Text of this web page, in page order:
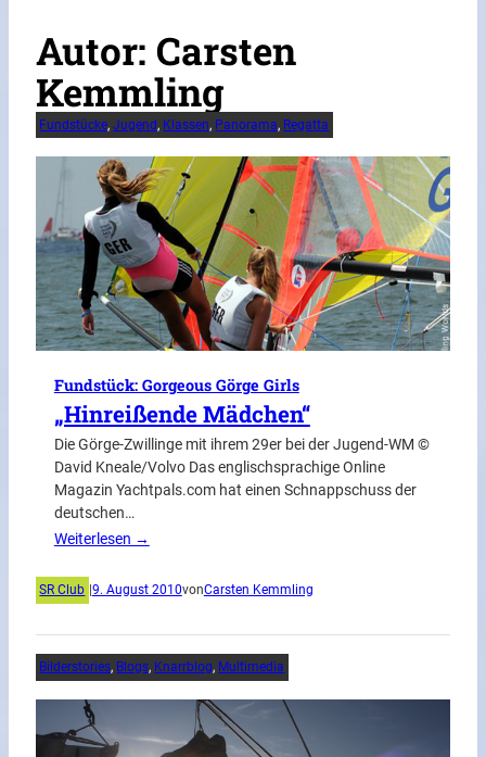
Autor:Carsten
Kemmling
Fundstücke, Jugend, Klassen, Panorama, Regatta
Fundstück: Gorgeous Görge Girls
„Hinreißende Mädchen“
Die Görge-Zwillinge mit ihrem 29er bei der Jugend-WM ©
David Kneale/Volvo Das englischsprachige Online
Magazin Yachtpals.com hat einen Schnappschuss der
deutschen…
Weiterlesen →
SR Club 9. August 2010vonCarsten Kemmling
Bilderstories, Blogs, Knarrblog, Multimedia